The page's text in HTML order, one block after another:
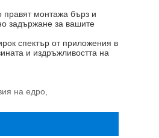
правят монтажа бърз и
задържане за вашите
спектър от приложения в
и издръжливостта на
на едро,